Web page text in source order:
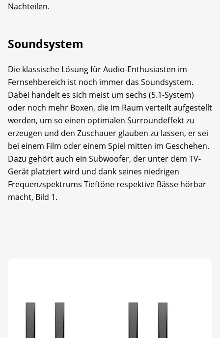
Nachteilen.
Soundsystem
Die klassische Lösung für Audio-Enthusiasten im
Fernsehbereich ist noch immer das Soundsystem.
Dabei handelt es sich meist um sechs (5.1-System)
oder noch mehr Boxen, die im Raum verteilt aufgestellt
werden, um so einen optimalen Surroundeffekt zu
erzeugen und den Zuschauer glauben zu lassen, er sei
bei einem Film oder einem Spiel mitten im Geschehen.
Dazu gehört auch ein Subwoofer, der unter dem TV-
Gerät platziert wird und dank seines niedrigen
Frequenzspektrums Tieftöne respektive Bässe hörbar
macht, Bild 1.